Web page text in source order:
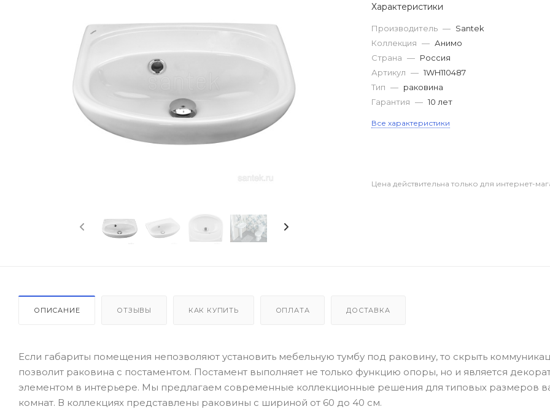
Характеристики
Производитель — Santek
Коллекция — Анимо
Страна — Россия
Артикул — 1WH110487
Тип — раковина
Гарантия — 10 лет
Все характеристики
Цена действительна только для интернет-
ОПИСАНИЕ ОТЗЫВЫ КАК КУПИТЬ ОПЛАТА ДОСТАВКА
Если габариты помещения непозволяют установить мебельную тумбу под раковину, то скрыть
позволит раковина с постаментом. Постамент выполняет не только функцию опоры, но и является
элементом в интерьере. Мы предлагаем современные коллекционные решения для типовых размеров
комнат. В коллекциях представлены раковины с шириной от 60 до 40 см.